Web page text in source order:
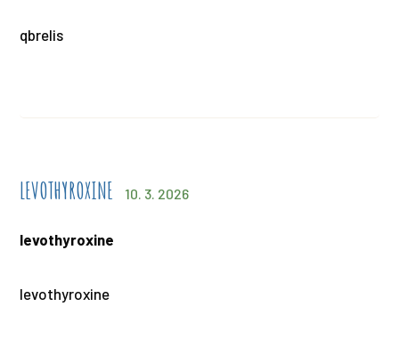
qbrelis
LEVOTHYROXINE 10. 3. 2026
levothyroxine
levothyroxine